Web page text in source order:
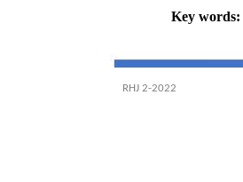
RHJ 2-2022
Key words: